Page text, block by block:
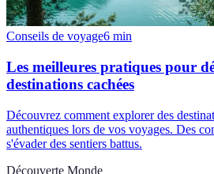
Conseils de voyage6 min
Les meilleures pratiques pour
destinations cachées
Découvrez comment explorer des
authentiques lors de vos voyages. Des
s'évader des sentiers battus.
Découverte Monde